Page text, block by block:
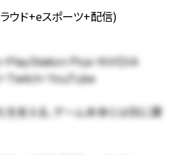
ウド+eスポーツ+配信)
PlayStation Plus・NVIDIA
Twitch・YouTube
を支える、ゲーム本体とは別に課